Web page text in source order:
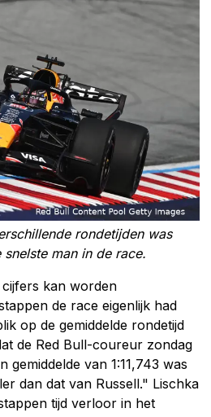
rondetijden was
snelste man in de race.
kan worden
de race eigenlijk had
op de gemiddelde rondetijd
de Red Bull-coureur zondag
gemiddelde van 1:11,743 was
dan dat van Russell." Lischka
tijd verloor in het